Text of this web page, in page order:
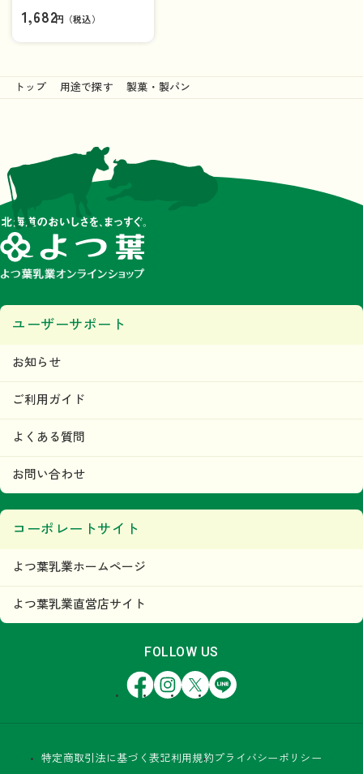
1,682円（税込）
トップ 用途で探す 製菓・製パン
ユーザーサポート
お知らせ
ご利用ガイド
よくある質問
お問い合わせ
コーポレートサイト
よつ葉乳業ホームページ
よつ葉乳業直営店サイト
FOLLOW US
FacebookInstagram
X LINE
特定商取引法に基づく表記利用規約 プライバシーポリシー